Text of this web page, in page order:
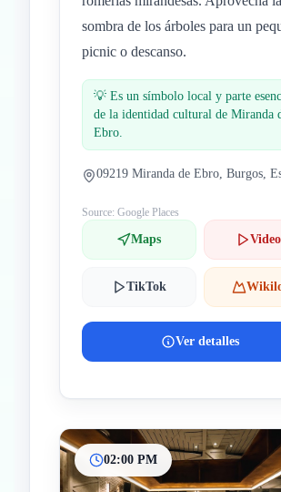
sombra de los árboles para un
picnic o descanso.
💡 Es un símbolo local y parte
de la identidad cultural de Miranda
Ebro.
09219 Miranda de Ebro, Burgos,
Source: Google Places
Maps
TikTok
Ver detalles
02:00 PM